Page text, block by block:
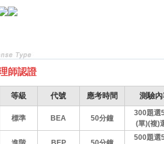
認證
等級 代號 應考時間 測驗
標準 BEA 50分鐘
300題選
(單)(複)
500題選